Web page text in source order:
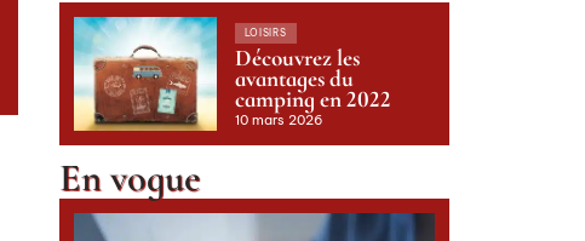
LOISIRS
Découvrez les
avantages du
camping en 2022
10 mars 2026
En vogue